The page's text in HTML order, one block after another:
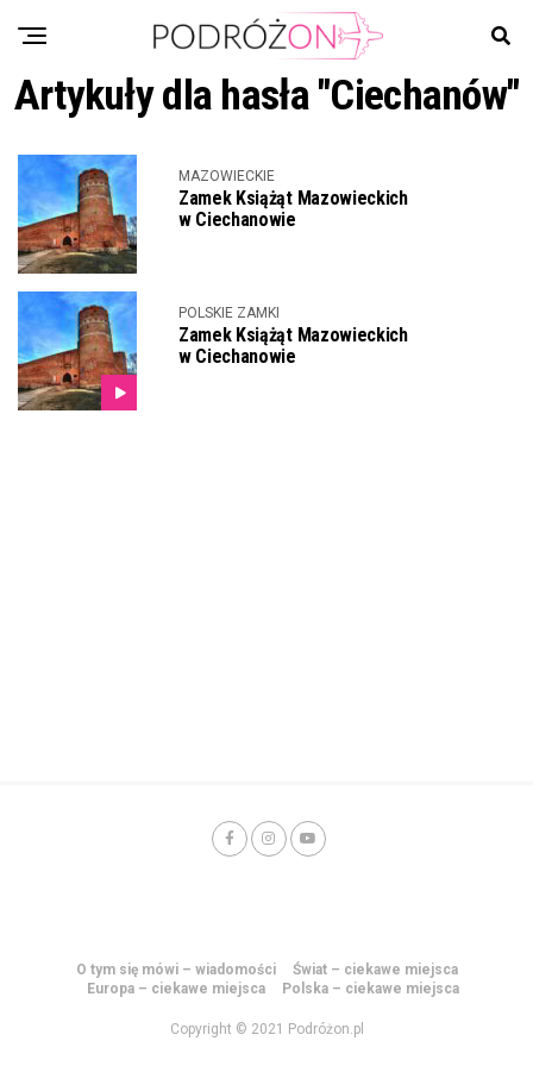
Artykuły dla hasła "Ciechanów"
MAZOWIECKIE
Zamek Książąt Mazowieckich
w Ciechanowie
POLSKIE ZAMKI
Zamek Książąt Mazowieckich
w Ciechanowie
O tym się mówi – wiadomości
Świat – ciekawe miejsca
Europa – ciekawe miejsca
Polska – ciekawe miejsca
Copyright © 2021 Podróżon.pl